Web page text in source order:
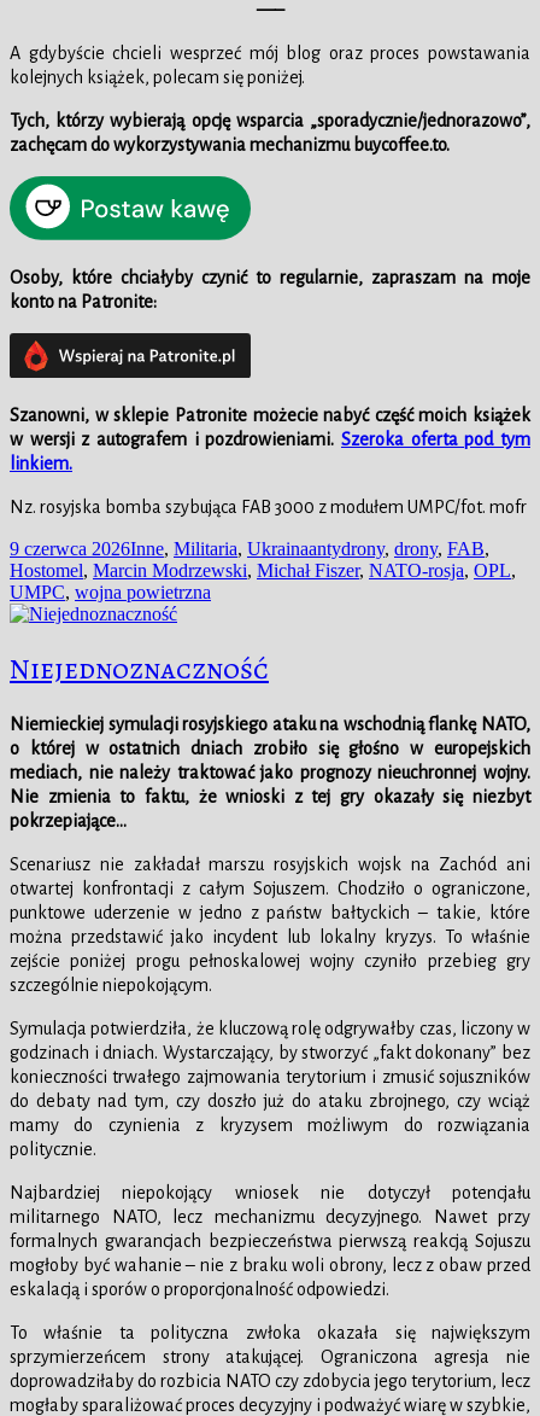
—–
A gdybyście chcieli wesprzeć mój blog oraz proces powstawania
kolejnych książek, polecam się poniżej.
Tych, którzy wybierają opcję wsparcia „sporadycznie/jednorazowo”,
zachęcam do wykorzystywania mechanizmu buycoffee.to.
Osoby, które chciałyby czynić to regularnie, zapraszam na moje
konto na Patronite:
Szanowni, wsklepie Patronite możecie nabyć część moich książek
w wersji z autografem i pozdrowieniami. Szeroka oferta pod tym
linkiem.
Nz. rosyjska bomba szybująca FAB 3000 z modułem UMPC/fot. mofr
Data
publikacji
9 czerwca 2026Kategorie
Inne, Militaria, UkrainaTagi
antydrony, drony, FAB,
Hostomel, Marcin Modrzewski, Michał Fiszer, NATO-rosja, OPL,
UMPC, wojna powietrzna
Niejednoznaczność
Niemieckiej symulacji rosyjskiego ataku na wschodnią flankę NATO,
o której w ostatnich dniach zrobiło się głośno w europejskich
mediach, nie należy traktować jako prognozy nieuchronnej wojny.
Nie zmienia to faktu, że wnioski z tej gry okazały się niezbyt
pokrzepiające…
Scenariusz nie zakładał marszu rosyjskich wojsk na Zachód ani
otwartej konfrontacji z całym Sojuszem. Chodziło o ograniczone,
punktowe uderzenie w jedno z państw bałtyckich – takie, które
można przedstawić jako incydent lub lokalny kryzys. To właśnie
zejście poniżej progu pełnoskalowej wojny czyniło przebieg gry
szczególnie niepokojącym.
Symulacja potwierdziła, że kluczową rolę odgrywałby czas, liczony w
godzinach i dniach. Wystarczający, by stworzyć „fakt dokonany” bez
konieczności trwałego zajmowania terytorium i zmusić sojuszników
do debaty nad tym, czy doszło już do ataku zbrojnego, czy wciąż
mamy do czynienia z kryzysem możliwym do rozwiązania
politycznie.
Najbardziej niepokojący wniosek nie dotyczył potencjału
militarnego NATO, lecz mechanizmu decyzyjnego. Nawet przy
formalnych gwarancjach bezpieczeństwa pierwszą reakcją Sojuszu
mogłoby być wahanie – nie z braku woli obrony, lecz z obaw przed
eskalacją i sporów o proporcjonalność odpowiedzi.
To właśnie ta polityczna zwłoka okazała się największym
sprzymierzeńcem strony atakującej. Ograniczona agresja nie
doprowadziłaby do rozbicia NATO czy zdobycia jego terytorium, lecz
mogłaby sparaliżować proces decyzyjny i podważyć wiarę w szybkie,